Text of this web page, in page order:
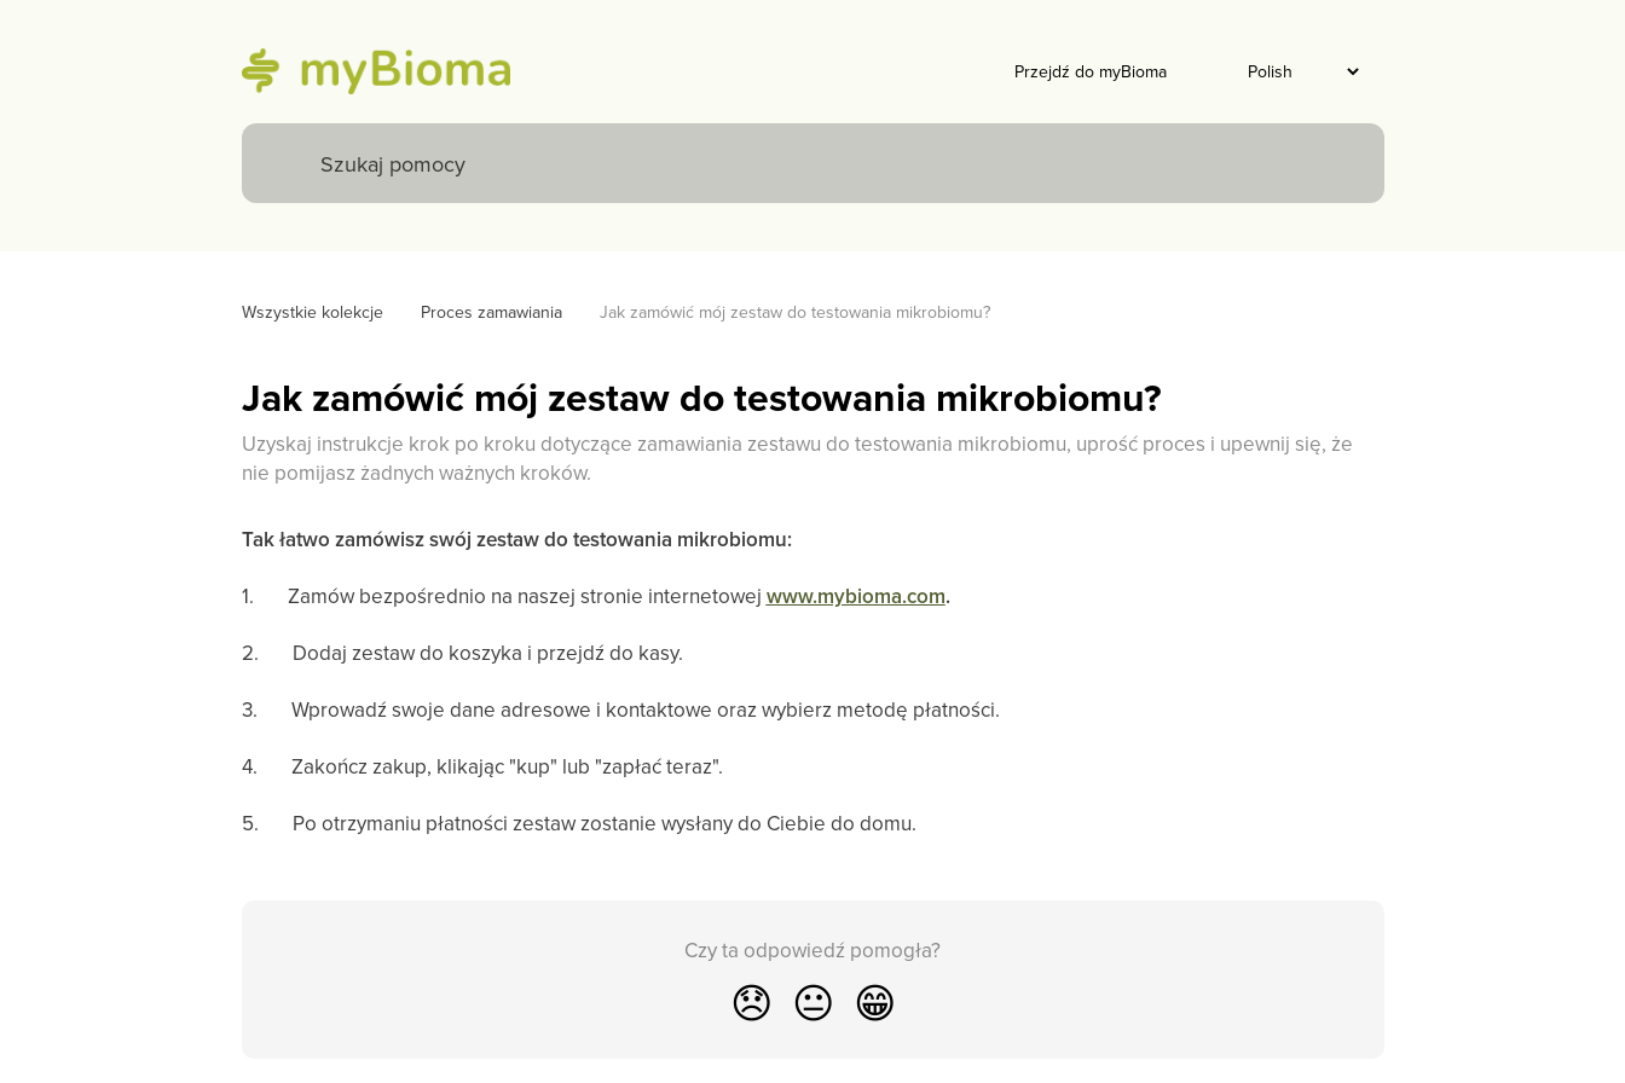
Przejdź do myBioma
Wszystkie kolekcje Proces zamawiania Jak zamówić mój zestaw do testowania mikrobiomu?
Jak zamówić mój zestaw do testowania mikrobiomu?
Uzyskaj instrukcje krok po kroku dotyczące zamawiania zestawu do testowania mikrobiomu, uprość proces i upewnij się, że
nie pomijasz żadnych ważnych kroków.
Tak łatwo zamówisz swój zestaw do testowania mikrobiomu:
1.
Zamów bezpośrednio na naszej stronie internetowej www.mybioma.com.
2. Dodaj zestaw do koszyka i przejdź do kasy.
3. Wprowadź swoje dane adresowe i kontaktowe oraz wybierz metodę płatności.
4. Zakończ zakup, klikając "kup" lub "zapłać teraz".
5. Po otrzymaniu płatności zestaw zostanie wysłany do Ciebie do domu.
Czy ta odpowiedź pomogła?
😞 😐 😁